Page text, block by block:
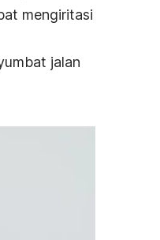
mengiritasi
jalan